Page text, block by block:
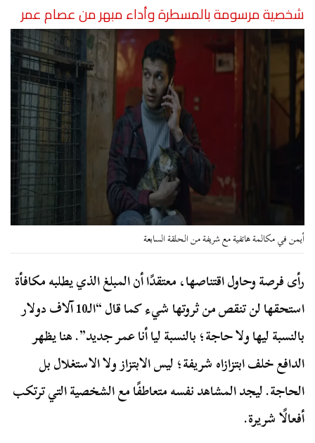
شخصية مرسومة بالمسطرة وأداء مبهر من عصام عمر
أيمن في مكالمة هاتفية مع شريفة من الحلقة السابعة
رأى فرصة وحاول اقتناصها، معتقدًا أن المبلغ الذي يطلبه مكافأة
استحقها لن تنقص من ثروتها شيء كما قال “الـ10 آلاف دولار
بالنسبة ليها ولا حاجة؛ بالنسبة ليا أنا عمر جديد”. هنا يظهر
الدافع خلف ابتزازاه شريفة؛ ليس الابتزاز ولا الاستغلال بل
الحاجة. ليجد المشاهد نفسه متعاطفًا مع الشخصية التي ترتكب
أفعالًا شريرة.